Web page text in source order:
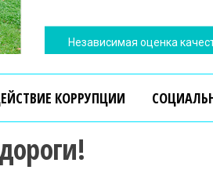
Независимая оценка
КОРРУПЦИИ